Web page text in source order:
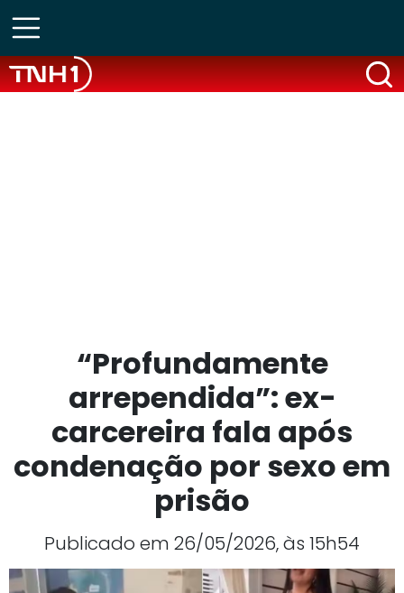
“Profundamente
arrependida”: ex-
carcereira fala após
condenação por sexo em
prisão
Publicado em 26/05/2026, às 15h54